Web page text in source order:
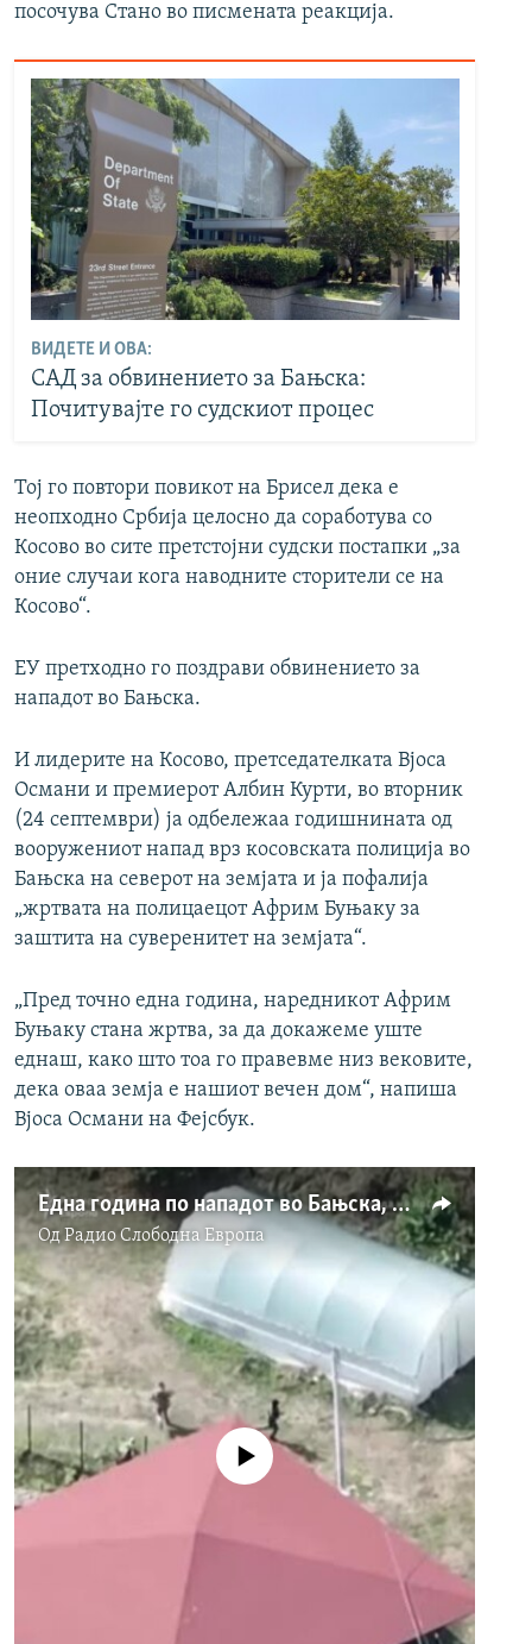
посочува Стано во писмената реакција.
ВИДЕТЕ И ОВА:
САД за обвинението за Бањска:
Почитувајте го судскиот процес
Тој го повтори повикот на Брисел дека е
неопходно Србија целосно да соработува со
Косово во сите претстојни судски постапки „за
оние случаи кога наводните сторители се на
Косово“.
ЕУ претходно го поздрави обвинението за
нападот во Бањска.
И лидерите на Косово, претседателката Вјоса
Османи и премиерот Албин Курти, во вторник
(24 септември) ја одбележаа годишнината од
вооружениот напад врз косовската полиција во
Бањска на северот на земјата и ја пофалија
„жртвата на полицаецот Африм Буњаку за
заштита на суверенитет на земјата“.
„Пред точно една година, наредникот Африм
Буњаку стана жртва, за да докажеме уште
еднаш, како што тоа го правевме низ вековите,
дека оваа земја е нашиот вечен дом“, напиша
Вјоса Османи на Фејсбук.
Една година по нападот во Бањска, Косово, сè уште отворени прашања
ОдРадио Слободна Eвропа
No media source currently available